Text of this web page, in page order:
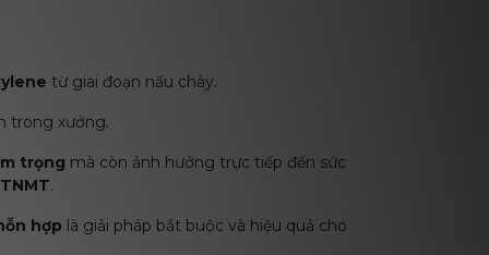
từ giai đoạn nấu chảy.
trong xưởng.
trọng mà còn ảnh hưởng trực tiếp đến sức
.
hợp là giải pháp bắt buộc và hiệu quả cho